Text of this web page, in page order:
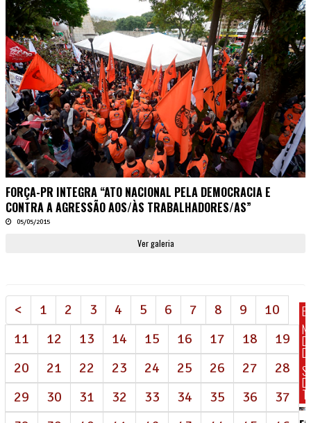
FORÇA-PR INTEGRA “ATO NACIONAL PELA DEMOCRACIA E
CONTRA A AGRESSÃO AOS/ÀS TRABALHADORES/AS”
05/05/2015
Ver galeria
< 1 2 3 4 5 6 7 8 9
10
11
12 13 14 15 16 17 18
19
20
21 22 23 24 25 26 27
28
29
30 31 32 33 34 35 36
37